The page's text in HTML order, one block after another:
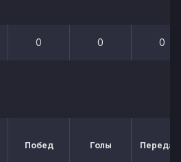
0 0 0
Побед Голы